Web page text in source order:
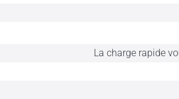
La charge rapide